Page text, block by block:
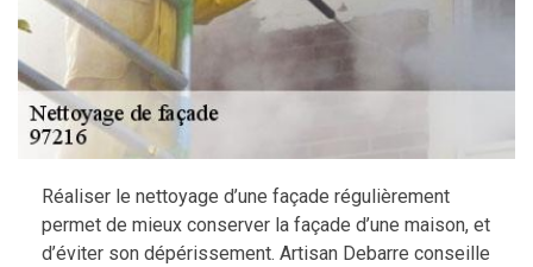
Réaliser le nettoyage d’une façade régulièrement
permet de mieux conserver la façade d’une maison, et
d’éviter son dépérissement. Artisan Debarre conseille